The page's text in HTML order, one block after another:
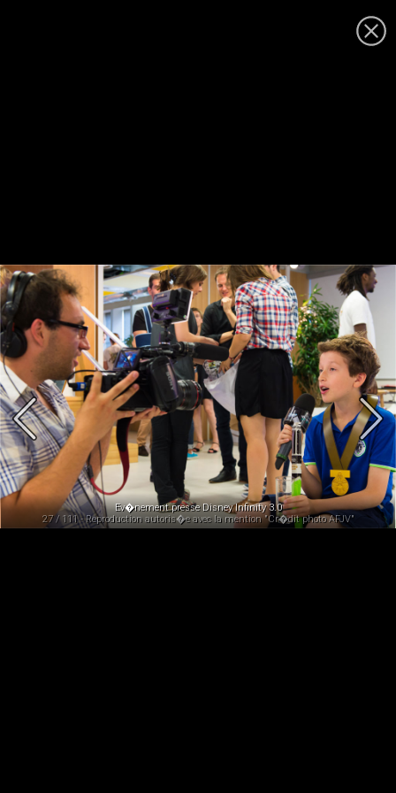
Ev�nement presse Disney Infinity 3.0
27 / 111 - Reproduction autoris�e avec la mention "Cr�dit photo AFJV"